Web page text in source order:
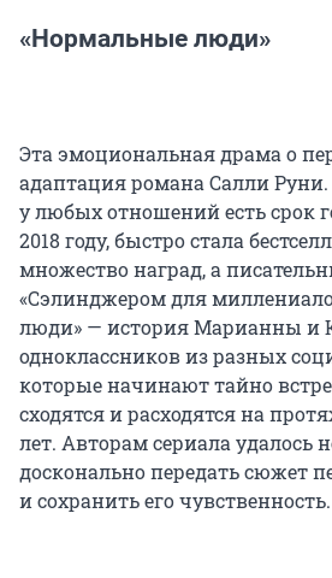
«Нормальные люди»
Эта эмоциональная драма о
адаптация романа Салли Руни.
у любых отношений есть срок
2018 году, быстро стала
множество наград, а
«Сэлинджером для
люди» — история Марианны и
одноклассников из разных
которые начинают тайно
сходятся и расходятся на
лет. Авторам сериала удалось
досконально передать сюжет
и сохранить его чувственность.